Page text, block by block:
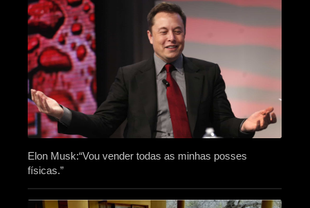
Elon Musk:“Vou vender todas as minhas posses
físicas.”